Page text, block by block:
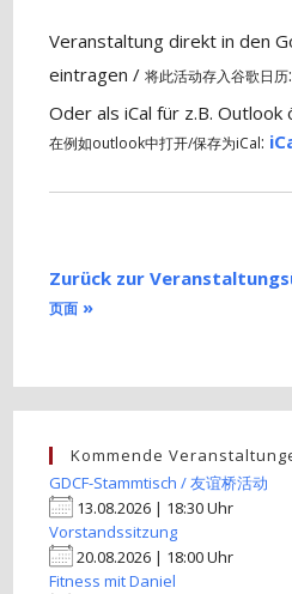
Veranstaltung direkt in den
eintragen /将此活动存入谷歌日历:
Oder als iCal für z.B.
在例如outlook中打开/保存为iCal:
Zurück zur
页面 »
Kommende
GDCF-Stammtisch / 友谊桥活动
13.08.2026 | 18:30 Uhr
Vorstandssitzung
20.08.2026 | 18:00 Uhr
Fitness mit Daniel